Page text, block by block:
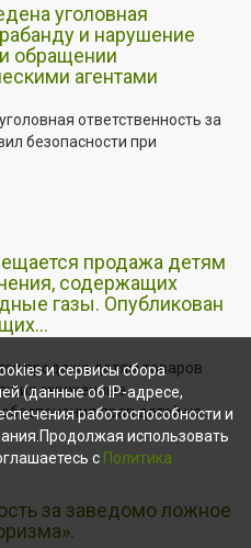
уголовная
и нарушение
обращении
агентами
ответственность за
безопасности при
продажа детям
содержащих
газы. Опубликован
продажа детям товаров
сжиженные
прав детей на...
за заведомо ложное
и сервисы сбора
(данные об IP-адресе,
работоспособности и
использовать
с Политика